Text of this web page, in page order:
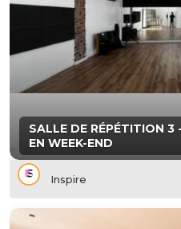
SALLE DE RÉPÉTITION
EN WEEK-END
Inspire